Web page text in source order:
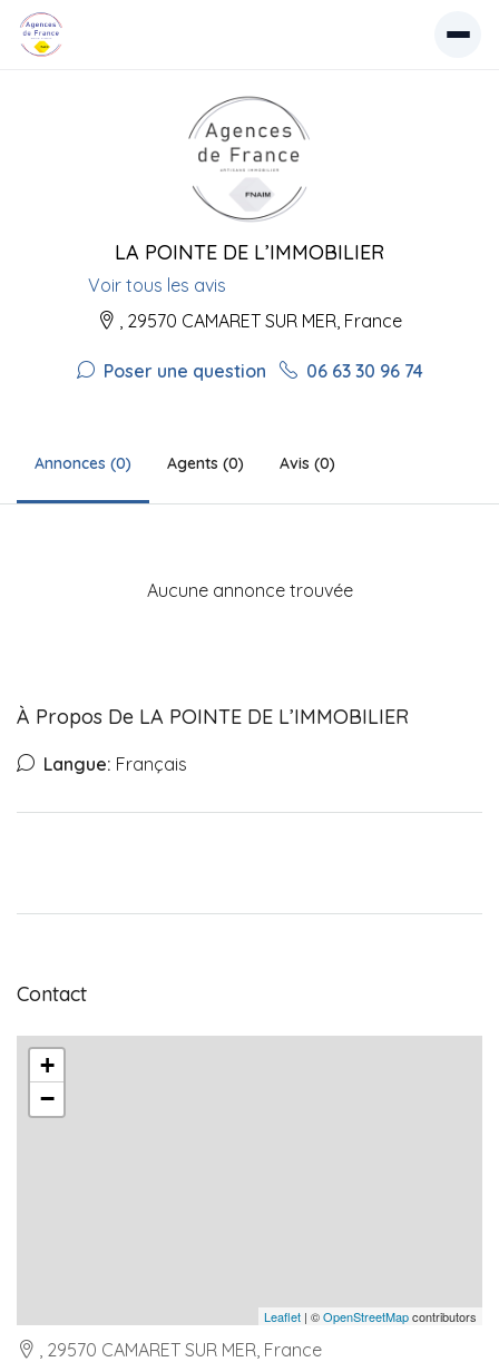
LA POINTE DE L’IMMOBILIER
Voir tous les avis
, 29570 CAMARET SUR MER, France
Poser une question 06 63 30 96 74
Annonces (0) Agents (0) Avis (0)
Aucune annonce trouvée
À Propos De LA POINTE DE L’IMMOBILIER
Langue: Français
Contact
+
−
Leaflet | ©OpenStreetMapcontributors
, 29570 CAMARET SUR MER, France